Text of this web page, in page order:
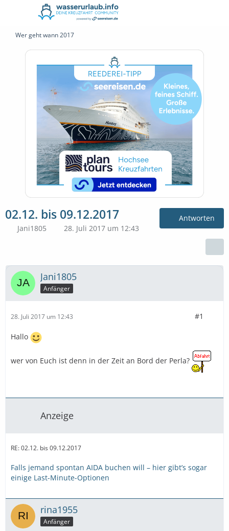
Wer geht wann 2017
02.12. bis 09.12.2017
Jani1805 28. Juli 2017 um 12:43
Antworten
Jani1805
Anfänger
28. Juli 2017 um 12:43 #1
Hallo
wer von Euch ist denn in der Zeit an Bord der Perla?
Anzeige
RE: 02.12. bis 09.12.2017
Falls jemand spontan AIDA buchen will – hier gibt’s sogar
einige Last-Minute-Optionen
rina1955
Anfänger